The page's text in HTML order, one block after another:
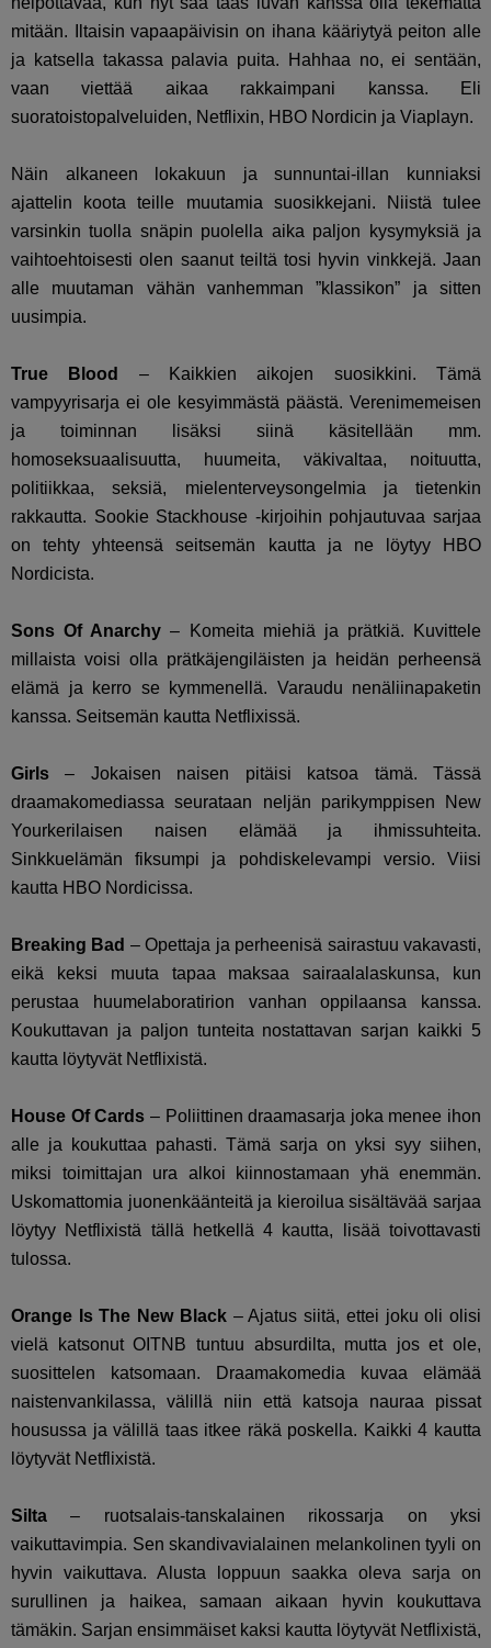
mitään. Iltaisin vapaapäivisin on ihana kääriytyä peiton alle
ja katsella takassa palavia puita. Hahhaa no, ei sentään,
vaan viettää aikaa rakkaimpani kanssa. Eli
suoratoistopalveluiden, Netflixin, HBO Nordicin ja Viaplayn.
Näin alkaneen lokakuun ja sunnuntai-illan kunniaksi
ajattelin koota teille muutamia suosikkejani. Niistä tulee
varsinkin tuolla snäpin puolella aika paljon kysymyksiä ja
vaihtoehtoisesti olen saanut teiltä tosi hyvin vinkkejä. Jaan
alle muutaman vähän vanhemman ”klassikon” ja sitten
uusimpia.
True Blood
– Kaikkien aikojen suosikkini. Tämä
vampyyrisarja ei ole kesyimmästä päästä. Verenimemeisen
ja toiminnan lisäksi siinä käsitellään mm.
homoseksuaalisuutta, huumeita, väkivaltaa, noituutta,
politiikkaa, seksiä, mielenterveysongelmia ja tietenkin
rakkautta. Sookie Stackhouse -kirjoihin pohjautuvaa sarjaa
on tehty yhteensä seitsemän kautta ja ne löytyy HBO
Nordicista.
Sons Of Anarchy – Komeita miehiä ja prätkiä. Kuvittele
millaista voisi olla prätkäjengiläisten ja heidän perheensä
elämä ja kerro se kymmenellä. Varaudu nenäliinapaketin
kanssa. Seitsemän kautta Netflixissä.
Girls – Jokaisen naisen pitäisi katsoa tämä. Tässä
draamakomediassa seurataan neljän parikymppisen New
Yourkerilaisen naisen elämää ja ihmissuhteita.
Sinkkuelämän fiksumpi ja pohdiskelevampi versio. Viisi
kautta HBO Nordicissa.
Breaking Bad – Opettaja ja perheenisä sairastuu vakavasti,
eikä keksi muuta tapaa maksaa sairaalalaskunsa, kun
perustaa huumelaboratirion vanhan oppilaansa kanssa.
Koukuttavan ja paljon tunteita nostattavan sarjan kaikki 5
kautta löytyvät Netflixistä.
House Of Cards – Poliittinen draamasarja joka menee ihon
alle ja koukuttaa pahasti. Tämä sarja on yksi syy siihen,
miksi toimittajan ura alkoi kiinnostamaan yhä enemmän.
Uskomattomia juonenkäänteitä ja kieroilua sisältävää sarjaa
löytyy Netflixistä tällä hetkellä 4 kautta, lisää toivottavasti
tulossa.
Orange Is The New Black– Ajatus siitä, ettei joku oli olisi
vielä katsonut OITNB tuntuu absurdilta, mutta jos et ole,
suosittelen katsomaan. Draamakomedia kuvaa elämää
naistenvankilassa, välillä niin että katsoja nauraa pissat
housussa ja välillä taas itkee räkä poskella. Kaikki 4 kautta
löytyvät Netflixistä.
Silta – ruotsalais-tanskalainen rikossarja on yksi
vaikuttavimpia. Sen skandivavialainen melankolinen tyyli on
hyvin vaikuttava. Alusta loppuun saakka oleva sarja on
surullinen ja haikea, samaan aikaan hyvin koukuttava
tämäkin. Sarjan ensimmäiset kaksi kautta löytyvät Netflixistä,